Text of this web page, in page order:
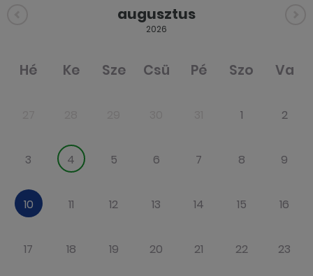
augusztus
2026
Hé Ke Sze Csü Pé Szo Va
1 2
3 4 5 6 7 8 9
10 11 12 13 14 15 16
17 18 19 20 21 22 23